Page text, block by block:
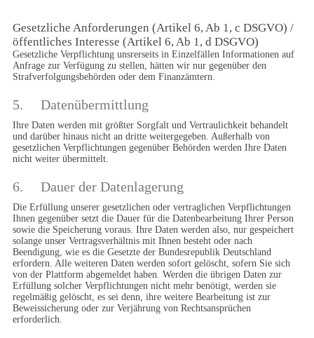
Gesetzliche Anforderungen (Artikel 6, Ab 1, c DSGVO) /
öffentliches Interesse (Artikel 6, Ab 1, d DSGVO)
Gesetzliche Verpflichtung unsrerseits in Einzelfällen Informationen auf
Anfrage zur Verfügung zu stellen, hätten wir nur gegenüber den
Strafverfolgungsbehörden oder dem Finanzämtern.
5.	Datenübermittlung
Ihre Daten werden mit größter Sorgfalt und Vertraulichkeit behandelt
und darüber hinaus nicht an dritte weitergegeben. Außerhalb von
gesetzlichen Verpflichtungen gegenüber Behörden werden Ihre Daten
nicht weiter übermittelt.
6.	Dauer der Datenlagerung
Die Erfüllung unserer gesetzlichen oder vertraglichen Verpflichtungen
Ihnen gegenüber setzt die Dauer für die Datenbearbeitung Ihrer Person
sowie die Speicherung voraus. Ihre Daten werden also, nur gespeichert
solange unser Vertragsverhältnis mit Ihnen besteht oder nach
Beendigung, wie es die Gesetzte der Bundesrepublik Deutschland
erfordern. Alle weiteren Daten werden sofort gelöscht, sofern Sie sich
von der Plattform abgemeldet haben. Werden die übrigen Daten zur
Erfüllung solcher Verpflichtungen nicht mehr benötigt, werden sie
regelmäßig gelöscht, es sei denn, ihre weitere Bearbeitung ist zur
Beweissicherung oder zur Verjährung von Rechtsansprüchen
erforderlich.